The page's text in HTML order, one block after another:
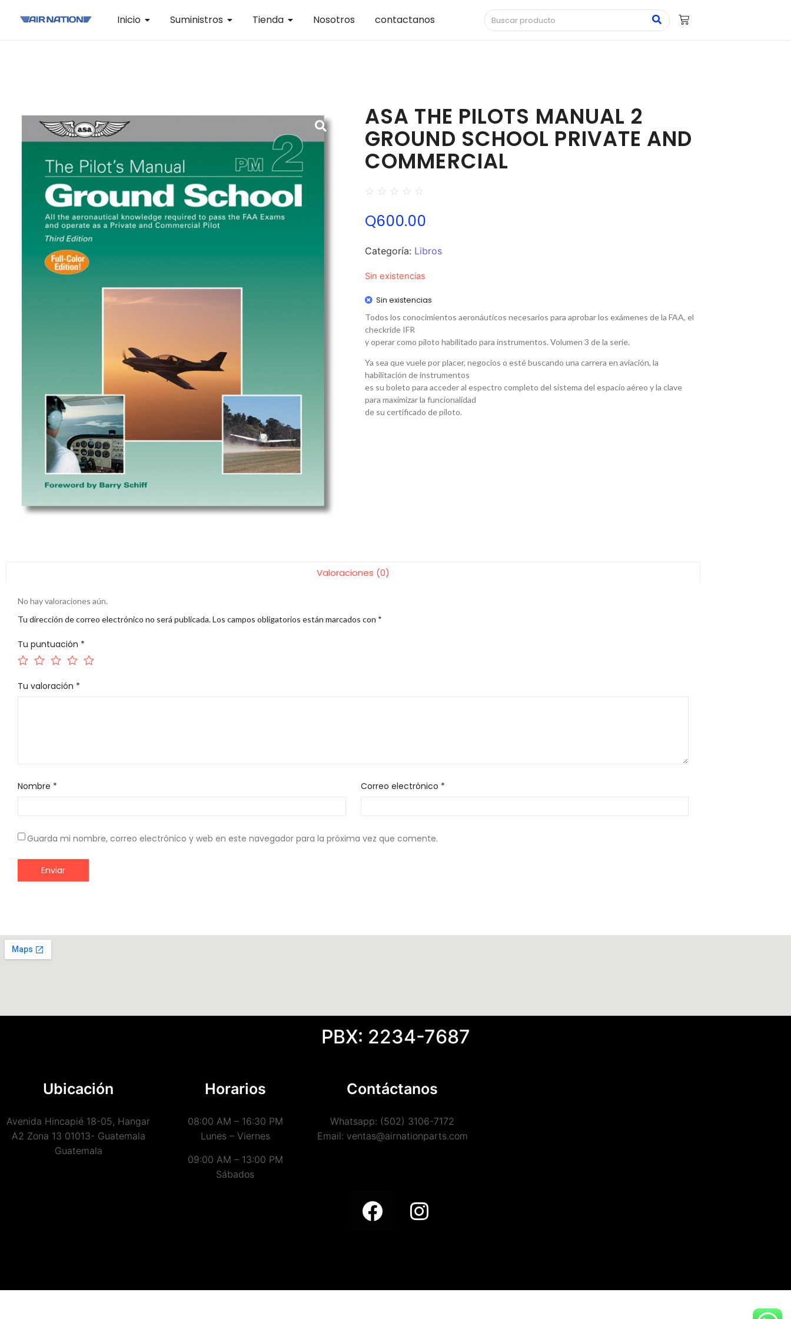
Inicio Suministros Tienda Nosotros contactanos
ASA THE PILOTS MANUAL 2
GROUND SCHOOL PRIVATE AND
COMMERCIAL
☆ ☆ ☆ ☆ ☆
Q600.00
Categoría: Libros
Sin existencias
Sin existencias
Todos los conocimientos aeronáuticos necesarios para aprobar los exámenes de la FAA, el
checkride IFR
y operar como piloto habilitado para instrumentos. Volumen 3 de la serie.
Ya sea que vuele por placer, negocios o esté buscando una carrera en aviación, la
habilitación de instrumentos
es su boleto para acceder al espectro completo del sistema del espacio aéreo y la clave
para maximizar la funcionalidad
de su certificado de piloto.
Valoraciones (0)
No hay valoraciones aún.
Tu dirección de correo electrónico no será publicada.Los campos obligatorios están marcados con *
Tu puntuación *
Tu valoración *
Nombre * Correo electrónico *
Guarda mi nombre, correo electrónico y web en este navegador para la próxima vez que comente.
PBX: 2234-7687
Ubicación
Avenida Hincapié 18-05, Hangar
A2 Zona 13 01013- Guatemala
Guatemala
Horarios
08:00 AM – 16:30 PM
Lunes – Viernes
09:00 AM – 13:00 PM
Sábados
Contáctanos
Whatsapp: (502) 3106-7172
Email: ventas@airnationparts.com